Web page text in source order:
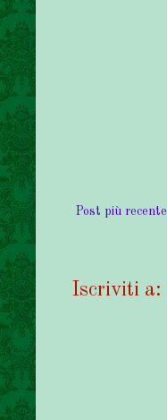
Post più recente
Iscriviti a: